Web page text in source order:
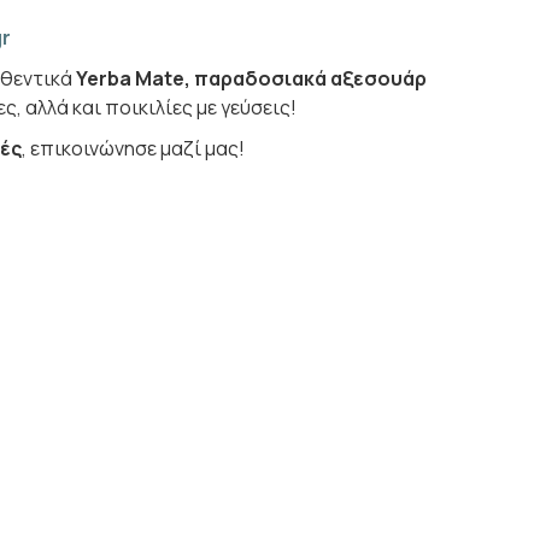
Yerba Mate, παραδοσιακά αξεσουάρ
αλλά και ποικιλίες με γεύσεις!
, επικοινώνησε μαζί μας!